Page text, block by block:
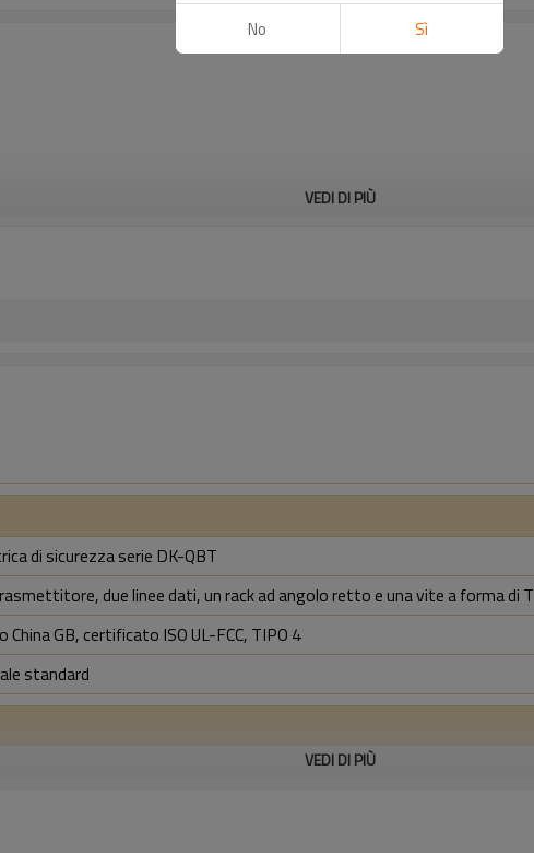
VEDI DI PIÙ
di sicurezza serie DK-QBT
due linee dati, un rack ad angolo retto e una vite a forma di T
China GB, certificato ISO UL-FCC, TIPO 4
standard
VEDI DI PIÙ
No Sì